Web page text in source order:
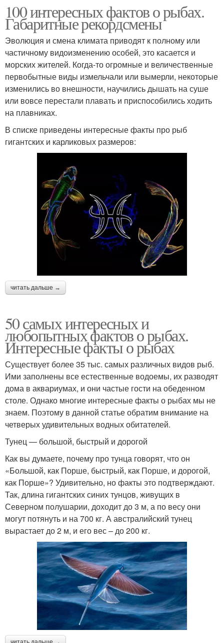
100 интересных фактов о рыбах.
Габаритные рекордсмены
Эволюция и смена климата приводят к полному или
частичному видоизменению особей, это касается и
морских жителей. Когда-то огромные и величественные
первобытные виды измельчали или вымерли, некоторые
изменились во внешности, научились дышать на суше
или вовсе перестали плавать и приспособились ходить
на плавниках.
В списке приведены интересные факты про рыб
гигантских и карликовых размеров:
читать дальше →
50 самых интересных и
любопытных фактов о рыбах.
Интересные факты о рыбах
Существует более 35 тыс. самых различных видов рыб.
Ими заполнены все естественные водоемы, их разводят
дома в аквариумах, и они частые гости на обеденном
столе. Однако многие интересные факты о рыбах мы не
знаем. Поэтому в данной статье обратим внимание на
четверых удивительных водных обитателей.
Тунец — большой, быстрый и дорогой
Как вы думаете, почему про тунца говорят, что он
«Большой, как Порше, быстрый, как Порше, и дорогой,
как Порше»? Удивительно, но факты это подтверждают.
Так, длина гигантских синих тунцов, живущих в
Северном полушарии, доходит до 3 м, а по весу они
могут потянуть и на 700 кг. А австралийский тунец
вырастает до 2 м, и его вес – до 200 кг.